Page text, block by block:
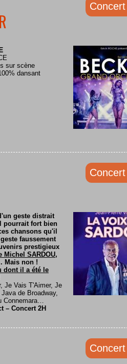
sur scène
dansant
geste distrait
pourrait fort bien
chansons qu'il
faussement
prestigieux
Michel SARDOU,
Mais non !
dont il a été le
Je Vais T'Aimer, Je
de Broadway,
Connemara…
– Concert 2H